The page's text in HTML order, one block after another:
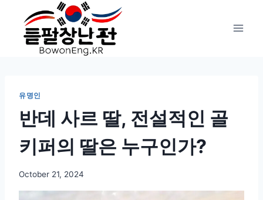
content
유명인
반데 사르 딸, 전설적인 골
키퍼의 딸은 누구인가?
October 21, 2024